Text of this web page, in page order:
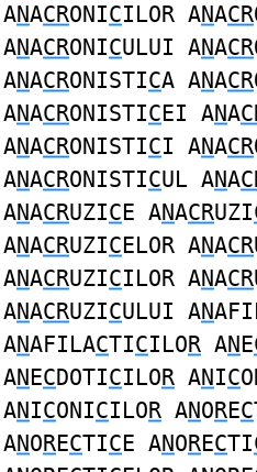
ANACRONICILOR ANACR
ANACRONICULUI ANACR
ANACRONISTICA ANACR
ANACRONISTICEI ANA
ANACRONISTICI ANACR
ANACRONISTICUL ANA
ANACRUZICE ANACRUZI
ANACRUZICELOR ANACR
ANACRUZICILOR ANACR
ANACRUZICULUI AN
ANAFILACTICILOR ANE
ANECDOTICILOR ANIC
ANICONICILOR ANOREC
ANORECTICE ANORECTI